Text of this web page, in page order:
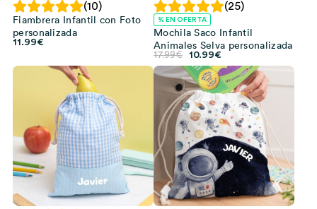
(10)
Fiambrera Infantil con Foto
personalizada
11.99€
(25)
% EN OFERTA
Mochila Saco Infantil
Animales Selva personalizada
17.99€
El
precio
original
era:
17.99€.
10.99€
precio
actual
es:
10.99€.